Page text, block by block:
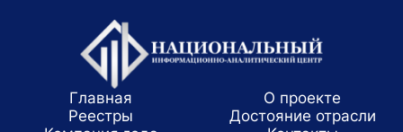
Главная
О проекте
Реестры
Достояние отрасли